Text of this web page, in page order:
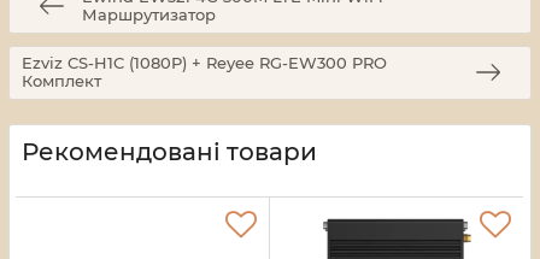
Маршрутизатор
Ezviz CS-H1C (1080P) + Reyee RG-EW300 PRO
Комплект
Рекомендовані товари